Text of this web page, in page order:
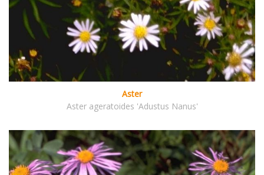
Aster
Aster ageratoides 'Adustus Nanus'